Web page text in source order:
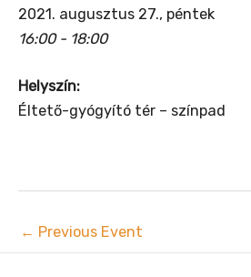
2021. augusztus 27., péntek
16:00 - 18:00
Helyszín:
Éltető-gyógyító tér – színpad
← Previous Event